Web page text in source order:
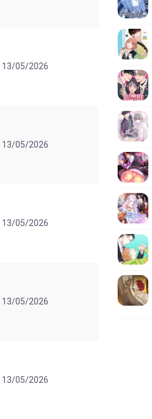
13/05/2026
13/05/2026
13/05/2026
13/05/2026
13/05/2026